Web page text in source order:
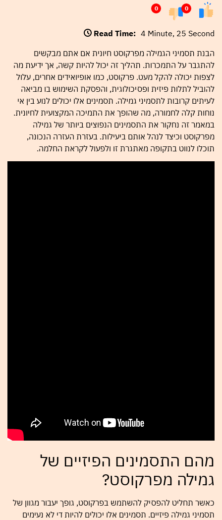
0
0
Read Time: 4 Minute, 25 Second
הבנת תסמיני הגמילה מפרקוסט חיונית אם אתם מבקשים
להתגבר על התמכרות. תהליך זה יכול להיות קשה, אך ידיעת מה
לצפות יכולה להקל מעט. פרקוסט, כמו אופיואידים אחרים, עלול
להוביל לתלות פיזית ופסיכולוגית, והפסקת השימוש בו מביאה
לעיתים קרובות לתסמיני גמילה. תסמינים אלו יכולים לנוע בין אי
נוחות קלה לחמורה, מה שהופך את התמיכה המקצועית לחיונית.
במאמר זה נחקור את התסמינים הנפוצים ביותר של גמילה
מפרקוסט וכיצד לנהל אותם ביעילות. בעזרת העזרה הנכונה,
תוכלו לנווט בתקופה מאתגרת זו ולפעול לקראת החלמה.
מהם התסמינים הפיזיים של
גמילה מפרקוסט?
כאשר תחליט להפסיק להשתמש בפרקוסט, גופך יעבור מגוון של
תסמיני גמילה פיזיים. תסמינים אלו יכולים להיות די לא נעימים